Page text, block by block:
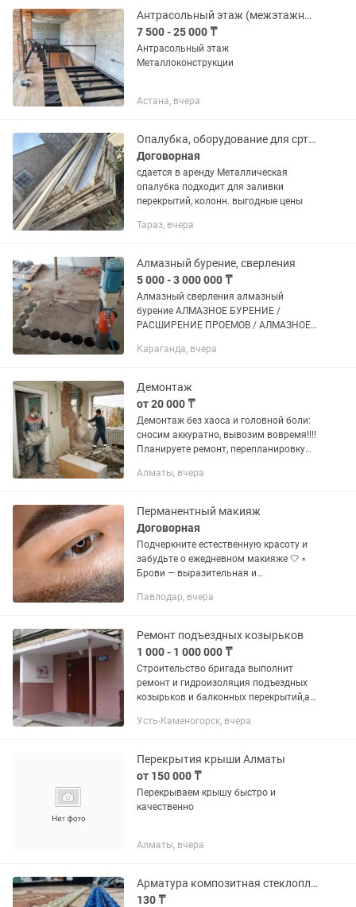
—...
Антрасольный этаж (межэтажный перекрытия)
7 500 - 25 000 ₸
Антрасольный этаж
Металлоконструкции
Астана, вчера
Опалубка, оборудование для сртроительства
Договорная
сдается в аренду Металлическая
опалубка подходит для заливки
перекрытий, колонн. выгодные цены
Тараз, вчера
Алмазный бурение, сверления
5 000 - 3 000 000 ₸
Алмазный сверления алмазный
бурение АЛМАЗНОЕ БУРЕНИЕ /
РАСШИРЕНИЕ ПРОЕМОВ / АЛМАЗНОЕ
дней в неделю! • Наличный и
5000...
Караганда, вчера
Демонтаж
от 20 000 ₸
Демонтаж без хаоса и головной боли:
сносим аккуратно, вывозим вовремя!!!!
Планируете ремонт, перепланировку
демонтаж любой сложности — от
Алматы, вчера
Перманентный макияж
Договорная
Подчеркните естественную красоту и
забудьте о ежедневном макияже 🤍 ▫️
Брови — выразительная и
оттенок и чёткий контур ▫️
Павлодар, вчера
Ремонт подъездных козырьков
1 000 - 1 000 000 ₸
Строительство бригада выполнит
ремонт и гидроизоляция подъездных
козырьков и балконных перекрытий,а
(оплата нал/безнал.
Усть-Каменогорск, вчера
Перекрытия крыши Алматы
от 150 000 ₸
Перекрываем крышу быстро и
качественно
Алматы, вчера
Арматура композитная стеклопластиковая полимерная (АКП) от производителя
130 ₸